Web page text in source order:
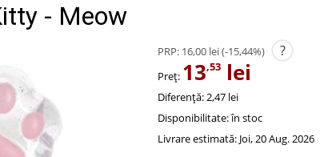
- Meow
PRP: 16,00 lei(-15,44%) ?
Preț: 13,53 lei
Diferență: 2,47 lei
Disponibilitate:în stoc
Livrare estimată: Joi, 20 Aug. 2026